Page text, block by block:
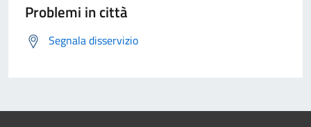
Problemi in città
Segnala disservizio